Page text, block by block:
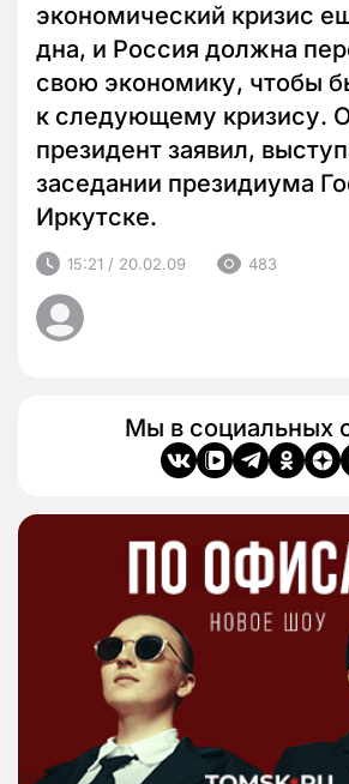
экономический кризис
дна, и Россия должна
свою экономику, чтобы
к следующему кризису.
президент заявил,
заседании президиума
Иркутске.
15:21 / 20.02.09 483
Мы в социальных